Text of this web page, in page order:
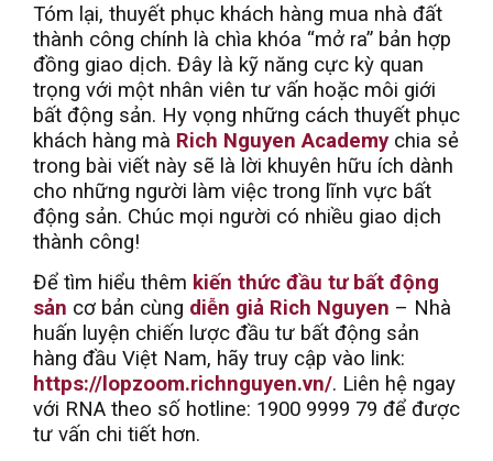
Tóm lại, thuyết phục khách hàng mua nhà đất
thành công chính là chìa khóa “mở ra” bản hợp
đồng giao dịch. Đây là kỹ năng cực kỳ quan
trọng với một nhân viên tư vấn hoặc môi giới
bất động sản. Hy vọng những cách thuyết phục
khách hàng mà Rich Nguyen Academychia sẻ
trong bài viết này sẽ là lời khuyên hữu ích dành
cho những người làm việc trong lĩnh vực bất
động sản. Chúc mọi người có nhiều giao dịch
thành công!
Để tìm hiểu thêm kiến thức đầu tư bất động
sản cơ bản cùng diễn giả Rich Nguyen – Nhà
huấn luyện chiến lược đầu tư bất động sản
hàng đầu Việt Nam, hãy truy cập vào link:
https://lopzoom.richnguyen.vn/. Liên hệ ngay
với RNA theo số hotline: 1900 9999 79 để được
tư vấn chi tiết hơn.